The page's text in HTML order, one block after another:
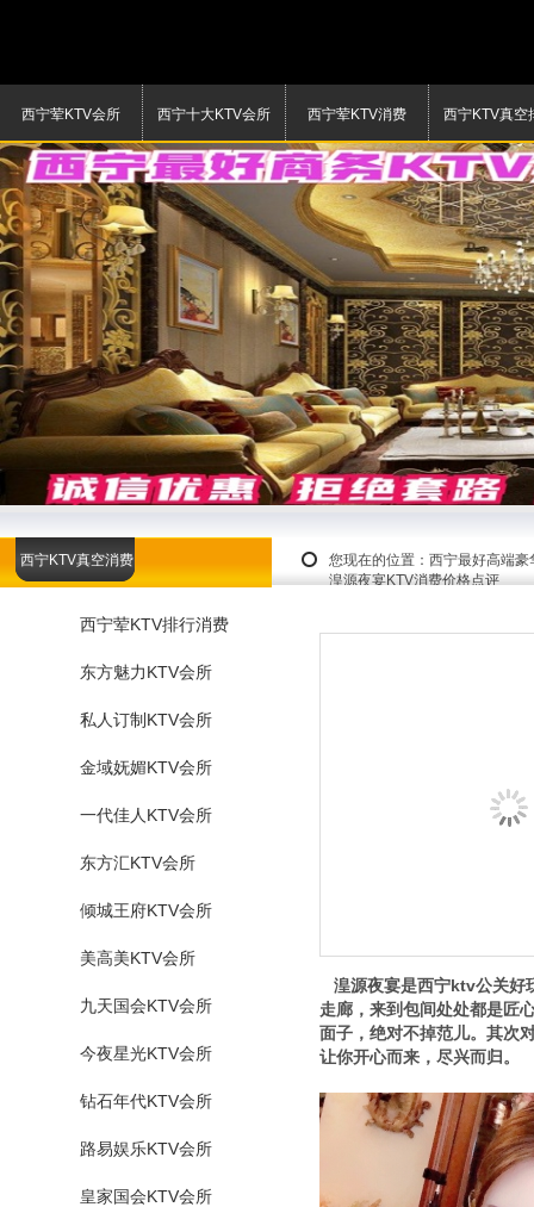
西宁荤KTV会所 西宁十大KTV会所 西宁荤KTV消费 西宁KTV真空
您现在的位置： 西宁最好高端豪
湟源夜宴KTV消费价格点评
西宁KTV真空消费
西宁荤KTV排行消费
东方魅力KTV会所
私人订制KTV会所
金域妩媚KTV会所
一代佳人KTV会所
东方汇KTV会所
倾城王府KTV会所
美高美KTV会所
九天国会KTV会所
今夜星光KTV会所
钻石年代KTV会所
路易娱乐KTV会所
皇家国会KTV会所
湟源夜宴是西宁ktv公关好
走廊，来到包间处处都是匠
面子，绝对不掉范儿。其次
让你开心而来，尽兴而归。